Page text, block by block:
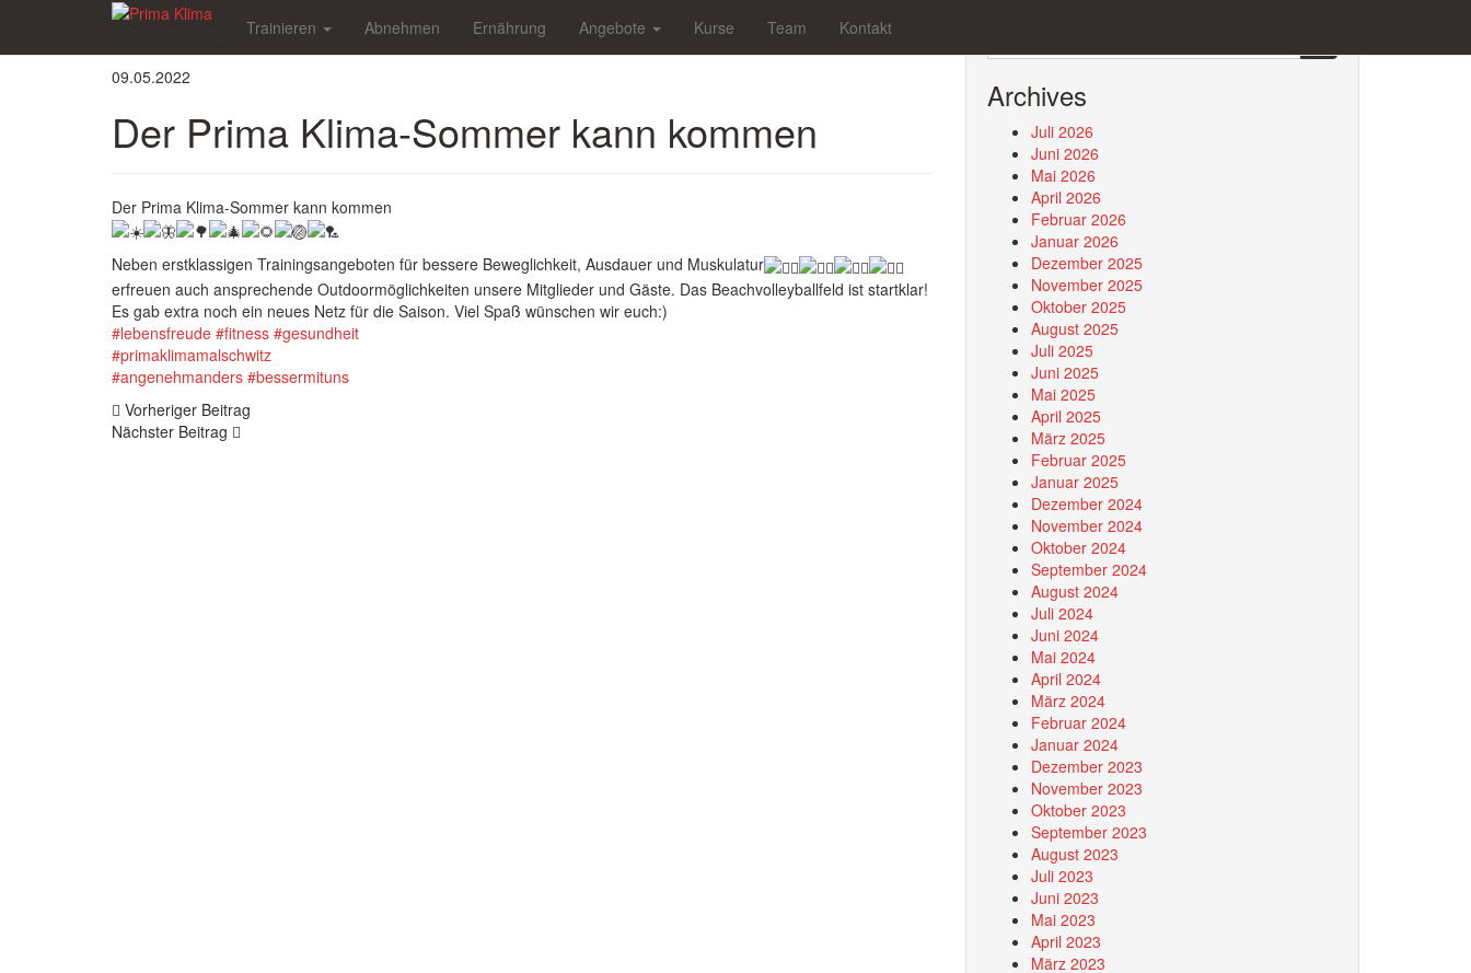
main
Trainieren Abnehmen Ernährung Angebote Kurse Team Kontakt
09.05.2022
Der Prima Klima-Sommer kann kommen
Der Prima Klima-Sommer kann kommen
Neben erstklassigen Trainingsangeboten für bessere Beweglichkeit, Ausdauer und Muskulatur
erfreuen auch ansprechende Outdoormöglichkeiten unsere Mitglieder und Gäste. Das Beachvolleyballfeld ist startklar!
Es gab extra noch ein neues Netz für die Saison. Viel Spaß wünschen wir euch:)
#lebensfreude #fitness #gesundheit
#primaklimamalschwitz
#angenehmanders #bessermituns
Beitragsnavigation
Vorheriger Beitrag
Nächster Beitrag
for:
Archives
Juli 2026
Juni 2026
Mai 2026
April 2026
Februar 2026
Januar 2026
Dezember 2025
November 2025
Oktober 2025
August 2025
Juli 2025
Juni 2025
Mai 2025
April 2025
März 2025
Februar 2025
Januar 2025
Dezember 2024
November 2024
Oktober 2024
September 2024
August 2024
Juli 2024
Juni 2024
Mai 2024
April 2024
März 2024
Februar 2024
Januar 2024
Dezember 2023
November 2023
Oktober 2023
September 2023
August 2023
Juli 2023
Juni 2023
Mai 2023
April 2023
März 2023